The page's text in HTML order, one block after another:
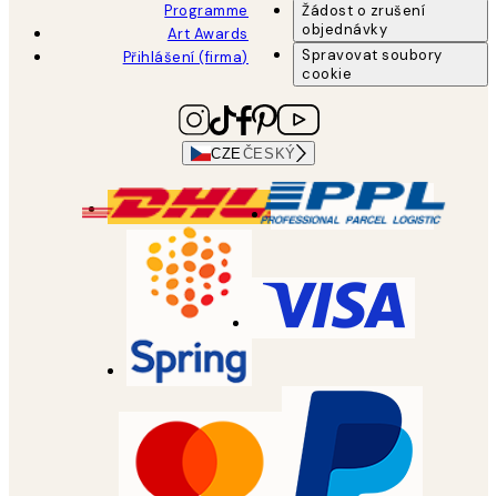
Programme
Art Awards
Přihlášení (firma)
Žádost o zrušení
objednávky
Spravovat soubory
cookie
CZE ČESKÝ